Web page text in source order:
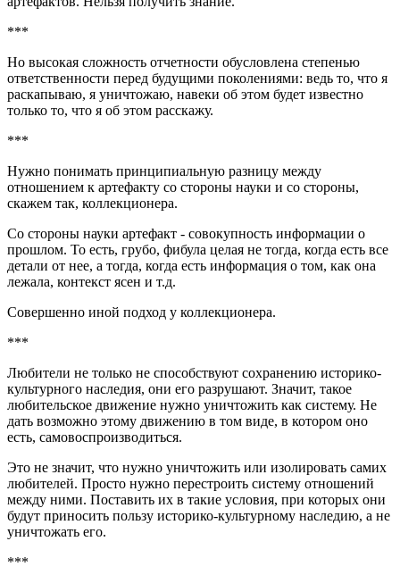
***
Но высокая сложность отчетности обусловлена степенью
ответственности перед будущими поколениями: ведь то, что я
раскапываю, я уничтожаю, навеки об этом будет известно
только то, что я об этом расскажу.
***
Нужно понимать принципиальную разницу между
отношением к артефакту со стороны науки и со стороны,
скажем так, коллекционера.
Со стороны науки артефакт - совокупность информации о
прошлом. То есть, грубо, фибула целая не тогда, когда есть все
детали от нее, а тогда, когда есть информация о том, как она
лежала, контекст ясен и т.д.
Совершенно иной подход у коллекционера.
***
Любители не только не способствуют сохранению историко-
культурного наследия, они его разрушают. Значит, такое
любительское движение нужно уничтожить как систему. Не
дать возможно этому движению в том виде, в котором оно
есть, самовоспроизводиться.
Это не значит, что нужно уничтожить или изолировать самих
любителей. Просто нужно перестроить систему отношений
между ними. Поставить их в такие условия, при которых они
будут приносить пользу историко-культурному наследию, а не
уничтожать его.
***